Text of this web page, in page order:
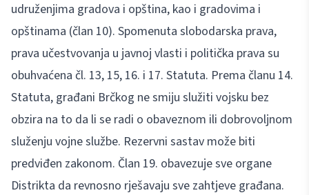
udruženjima gradova i opština, kao i gradovima i
opštinama (član 10). Spomenuta slobodarska prava,
prava učestvovanja u javnoj vlasti i politička prava su
obuhvaćena čl. 13, 15, 16. i 17. Statuta. Prema članu 14.
Statuta, građani Brčkog ne smiju služiti vojsku bez
obzira na to da li se radi o obaveznom ili dobrovoljnom
služenju vojne službe. Rezervni sastav može biti
predviđen zakonom. Član 19. obavezuje sve organe
Distrikta da revnosno rješavaju sve zahtjeve građana.